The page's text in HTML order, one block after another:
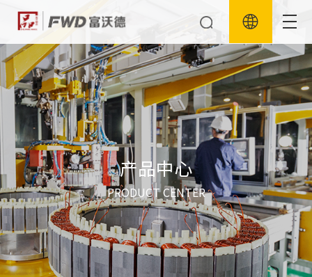
产品中心
PRODUCT CENTER